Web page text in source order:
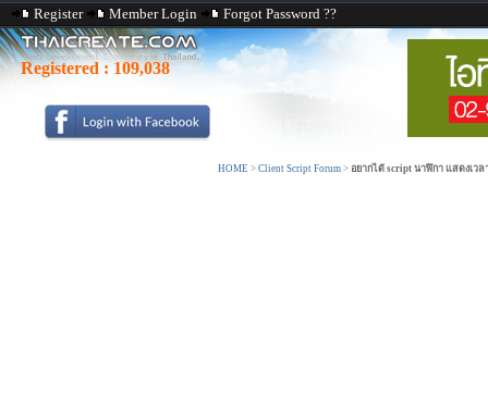
Register Member Login Forgot Password ??
Registered : 109,038
HOME > Client Script Forum > อยากได้ script นาฬิกา แสดงเว